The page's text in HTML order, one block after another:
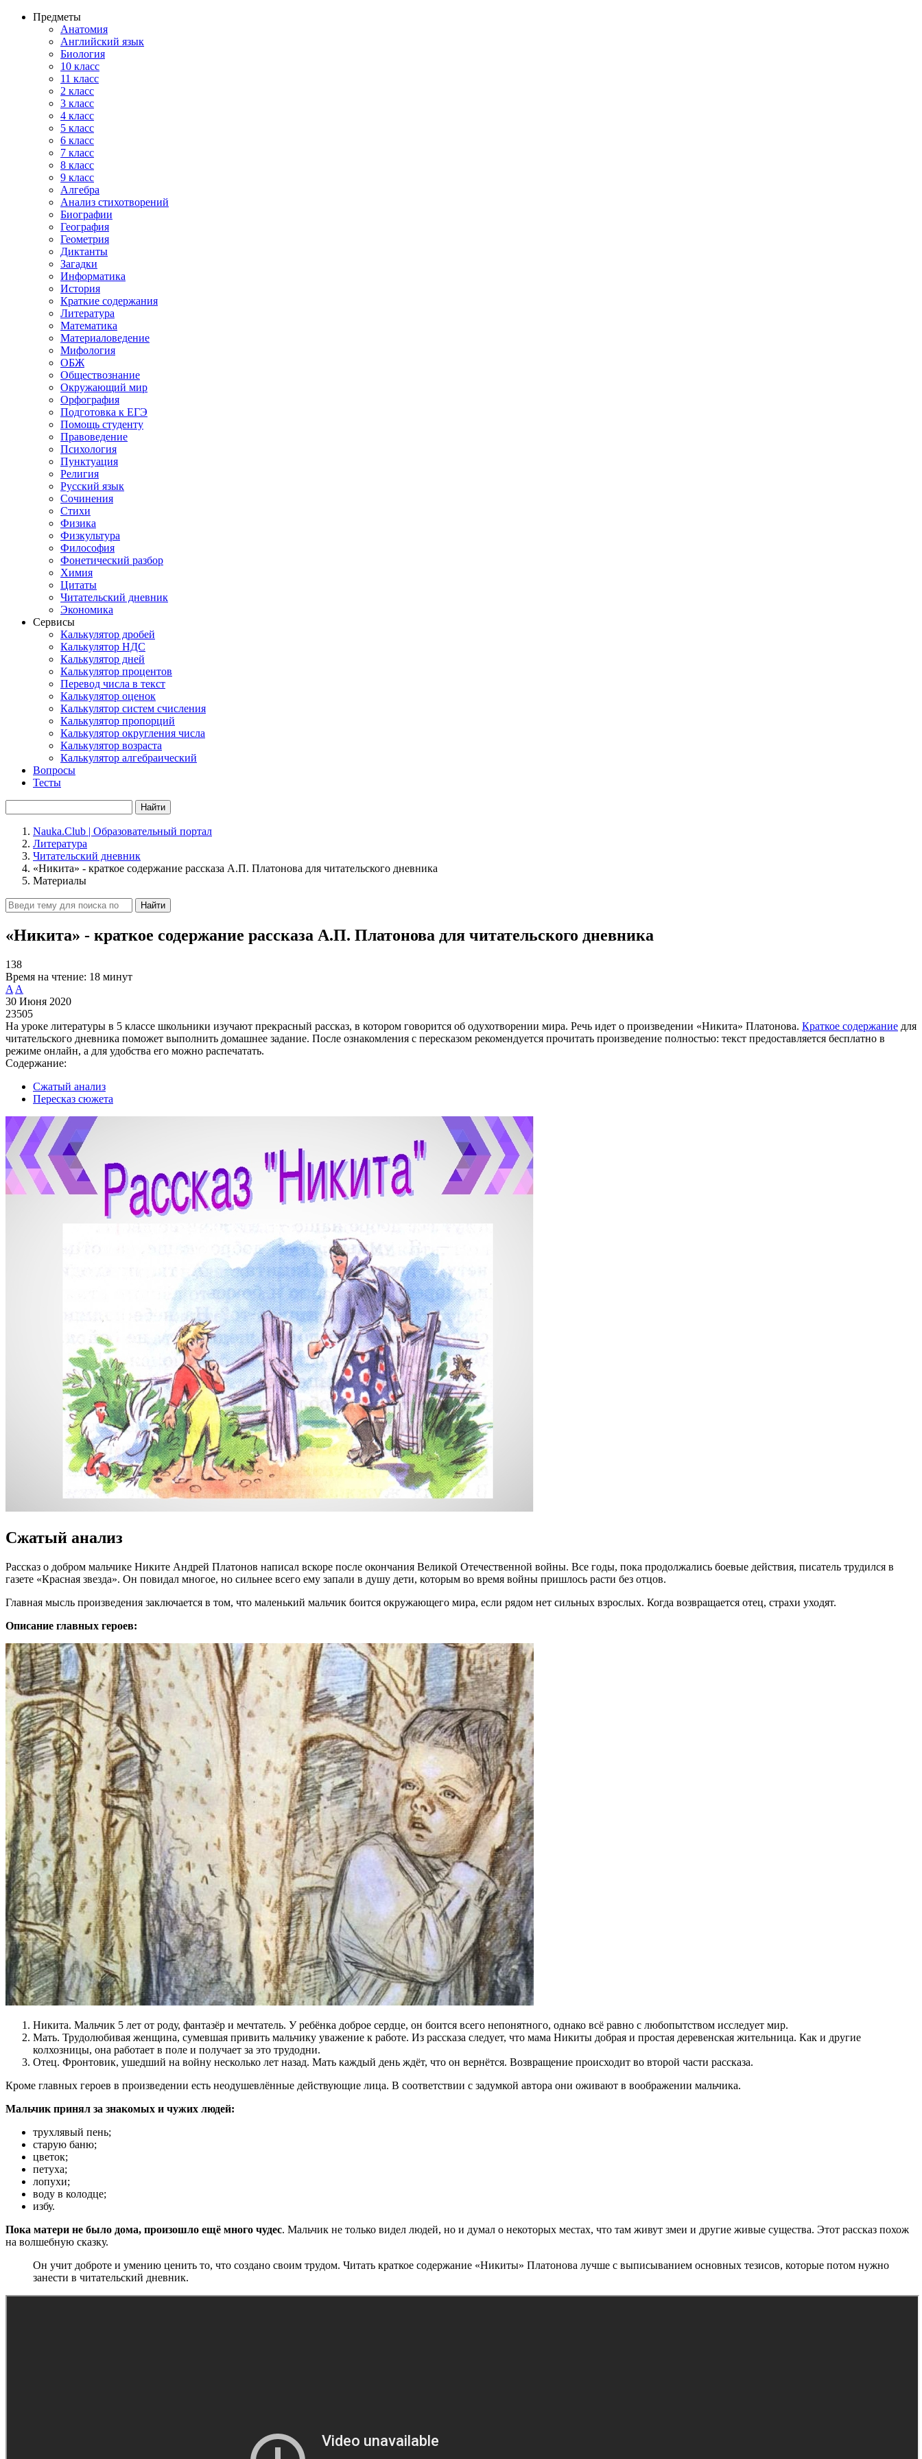
Предметы
Анатомия
Английский язык
Биология
10 класс
11 класс
2 класс
3 класс
4 класс
5 класс
6 класс
7 класс
8 класс
9 класс
Алгебра
Анализ стихотворений
Биографии
География
Геометрия
Диктанты
Загадки
Информатика
История
Краткие содержания
Литература
Математика
Материаловедение
Мифология
ОБЖ
Обществознание
Окружающий мир
Орфография
Подготовка к ЕГЭ
Помощь студенту
Правоведение
Психология
Пунктуация
Религия
Русский язык
Сочинения
Стихи
Физика
Физкультура
Философия
Фонетический разбор
Химия
Цитаты
Читательский дневник
Экономика
Сервисы
Калькулятор дробей
Калькулятор НДС
Калькулятор дней
Калькулятор процентов
Перевод числа в текст
Калькулятор оценок
Калькулятор систем счисления
Калькулятор пропорций
Калькулятор округления числа
Калькулятор возраста
Калькулятор алгебраический
Вопросы
Тесты
Найти
Nauka.Club | Образовательный портал
Литература
Читательский дневник
«Никита» - краткое содержание рассказа А.П. Платонова для читательского дневника
Материалы
Найти
«Никита» - краткое содержание рассказа А.П. Платонова для читательского дневника
138
Время на чтение: 18 минут
A A
30 Июня 2020
23505
На уроке литературы в 5 классе школьники изучают прекрасный рассказ, в котором говорится об одухотворении мира. Речь идет о произведении «Никита» Платонова. Краткое содержание для
читательского дневника поможет выполнить домашнее задание. После ознакомления с пересказом рекомендуется прочитать произведение полностью: текст предоставляется бесплатно в
режиме онлайн, а для удобства его можно распечатать.
Содержание:
Сжатый анализ
Пересказ сюжета
Сжатый анализ
Рассказ о добром мальчике Никите Андрей Платонов написал вскоре после окончания Великой Отечественной войны. Все годы, пока продолжались боевые действия, писатель трудился в
газете «Красная звезда». Он повидал многое, но сильнее всего ему запали в душу дети, которым во время войны пришлось расти без отцов.
Главная мысль произведения заключается в том, что маленький мальчик боится окружающего мира, если рядом нет сильных взрослых. Когда возвращается отец, страхи уходят.
Описание главных героев:
Никита. Мальчик 5 лет от роду, фантазёр и мечтатель. У ребёнка доброе сердце, он боится всего непонятного, однако всё равно с любопытством исследует мир.
Мать. Трудолюбивая женщина, сумевшая привить мальчику уважение к работе. Из рассказа следует, что мама Никиты добрая и простая деревенская жительница. Как и другие
колхозницы, она работает в поле и получает за это трудодни.
Отец. Фронтовик, ушедший на войну несколько лет назад. Мать каждый день ждёт, что он вернётся. Возвращение происходит во второй части рассказа.
Кроме главных героев в произведении есть неодушевлённые действующие лица. В соответствии с задумкой автора они оживают в воображении мальчика.
Мальчик принял за знакомых и чужих людей:
трухлявый пень;
старую баню;
цветок;
петуха;
лопухи;
воду в колодце;
избу.
Пока матери не было дома, произошло ещё много чудес. Мальчик не только видел людей, но и думал о некоторых местах, что там живут змеи и другие живые существа. Этот рассказ похож
на волшебную сказку.
Он учит доброте и умению ценить то, что создано своим трудом. Читать краткое содержание «Никиты» Платонова лучше с выписыванием основных тезисов, которые потом нужно
занести в читательский дневник.